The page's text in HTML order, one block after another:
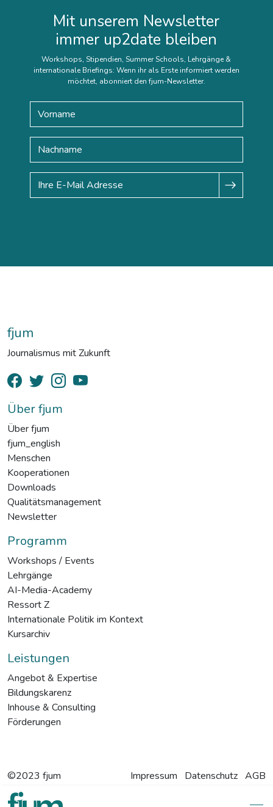
Mit unserem Newsletter
immer up2date bleiben
Workshops, Stipendien, Summer Schools, Lehrgänge &
internationale Briefings: Wenn ihr als Erste informiert werden
möchtet, abonniert den fjum-Newsletter.
fjum
Journalismus mit Zukunft
Über fjum
Über fjum
fjum_english
Menschen
Kooperationen
Downloads
Qualitätsmanagement
Newsletter
Programm
Workshops / Events
Lehrgänge
AI-Media-Academy
Ressort Z
Internationale Politik im Kontext
Kursarchiv
Leistungen
Angebot & Expertise
Bildungskarenz
Inhouse & Consulting
Förderungen
Impressum Datenschutz AGB
©2023 fjum